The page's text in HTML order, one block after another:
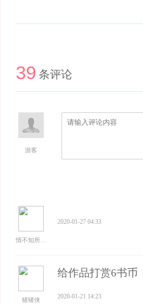
39 条评论
游客
2020-01-27 04:33
猪猪侠
给作品打赏6书币
2020-01-21 14:23